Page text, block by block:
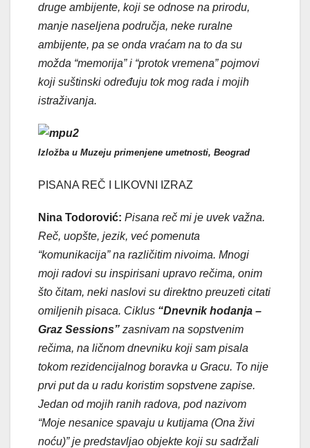
druge ambijente, koji se odnose na prirodu,
manje naseljena područja, neke ruralne
ambijente, pa se onda vraćam na to da su
možda “memorija” i “protok vremena” pojmovi
koji suštinski određuju tok mog rada i mojih
istraživanja.
Izložba u Muzeju primenjene umetnosti, Beograd
PISANA REČ I LIKOVNI IZRAZ
Nina Todorović: Pisana reč mi je uvek važna.
Reč, uopšte, jezik, već pomenuta
“komunikacija” na različitim nivoima. Mnogi
moji radovi su inspirisani upravo rečima, onim
što čitam, neki naslovi su direktno preuzeti citati
omiljenih pisaca. Ciklus “Dnevnik hodanja –
Graz Sessions” zasnivam na sopstvenim
rečima, na ličnom dnevniku koji sam pisala
tokom rezidencijalnog boravka u Gracu. To nije
prvi put da u radu koristim sopstvene zapise.
Jedan od mojih ranih radova, pod nazivom
“Moje nesanice spavaju u kutijama (Ona živi
noću)” je predstavljao objekte koji su sadržali